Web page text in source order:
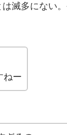
滅多にない
ねー